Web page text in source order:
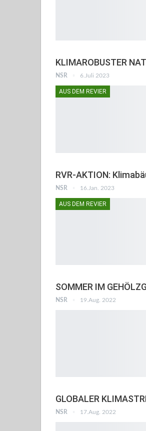
KLIMAROBUSTER
NSR 6.Juli 2023
AUS DEM REVIER
RVR-AKTION:
NSR 16.Jan. 2023
AUS DEM REVIER
SOMMER IM
NSR 19.Aug. 2022
GLOBALER
NSR 17.Aug. 2022